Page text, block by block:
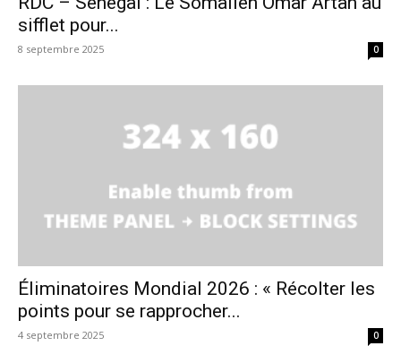
sifflet pour...
8 septembre 2025 0
Éliminatoires Mondial 2026 : « Récolter les
points pour se rapprocher...
4 septembre 2025 0